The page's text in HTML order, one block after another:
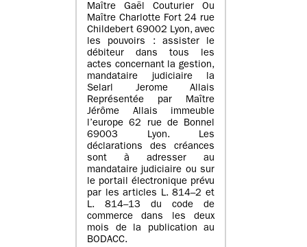
Maître Gaël Couturier Ou
Maître Charlotte Fort 24 rue
Childebert 69002 Lyon, avec
les pouvoirs : assister le
débiteur dans tous les
actes concernant la gestion,
mandataire judiciaire la
Selarl Jerome Allais
Représentée par Maître
Jérôme Allais immeuble
l’europe 62 rue de Bonnel
69003 Lyon. Les
déclarations des créances
sont à adresser au
mandataire judiciaire ou sur
le portail électronique prévu
par les articles L. 814–2 et
L. 814–13 du code de
commerce dans les deux
mois de la publication au
BODACC.